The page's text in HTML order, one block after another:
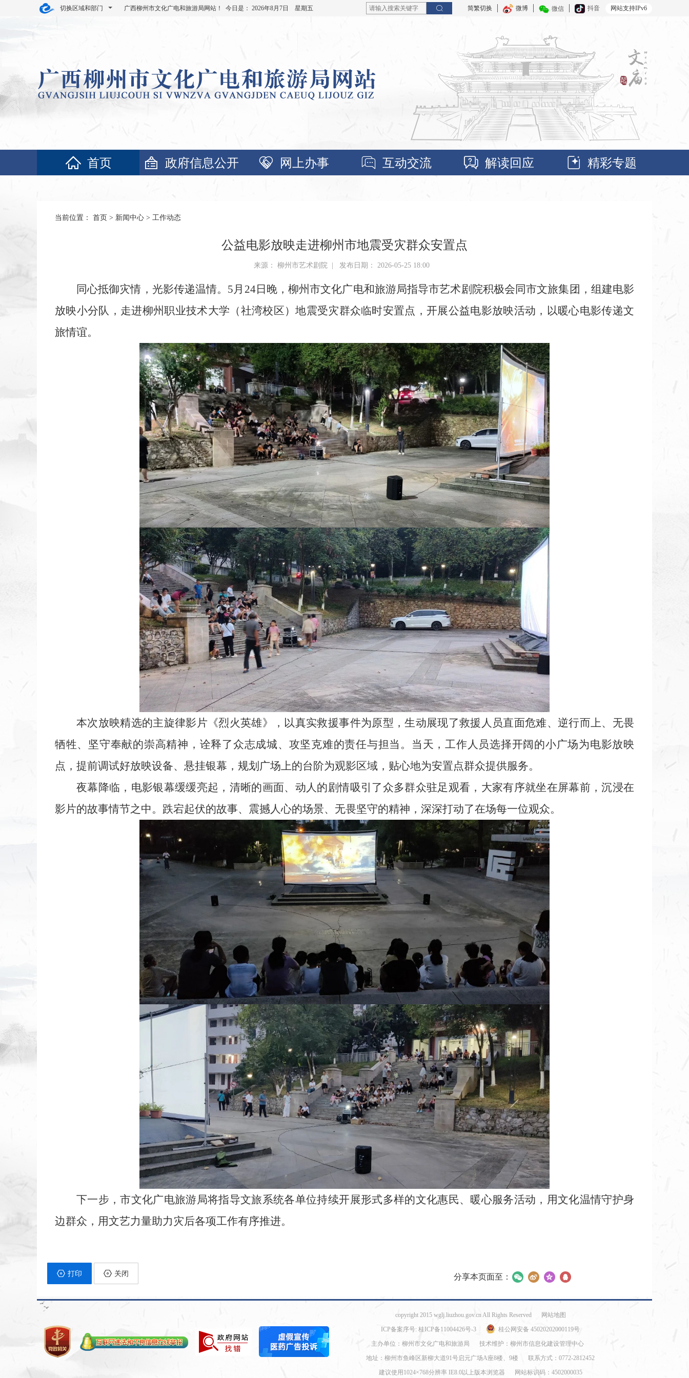
切换区域和部门 网站支持IPv6
简繁切换 微博 微信 抖音
广西柳州市文化广电和旅游局网站！ 今日是： 2026年8月7日 星期五
首页 政府信息公开 网上办事 互动交流 解读回应 精彩专题
当前位置： 首页 > 新闻中心 > 工作动态
公益电影放映走进柳州市地震受灾群众安置点
来源： 柳州市艺术剧院 | 发布日期： 2026-05-25 18:00
同心抵御灾情，光影传递温情。5月24日晚，柳州市文化广电和旅游局指导市艺术剧院积极会同市文旅集团，组建电影
放映小分队，走进柳州职业技术大学（社湾校区）地震受灾群众临时安置点，开展公益电影放映活动，以暖心电影传递文
旅情谊。
本次放映精选的主旋律影片《烈火英雄》，以真实救援事件为原型，生动展现了救援人员直面危难、逆行而上、无畏
牺牲、坚守奉献的崇高精神，诠释了众志成城、攻坚克难的责任与担当。当天，工作人员选择开阔的小广场为电影放映
点，提前调试好放映设备、悬挂银幕，规划广场上的台阶为观影区域，贴心地为安置点群众提供服务。
夜幕降临，电影银幕缓缓亮起，清晰的画面、动人的剧情吸引了众多群众驻足观看，大家有序就坐在屏幕前，沉浸在
影片的故事情节之中。跌宕起伏的故事、震撼人心的场景、无畏坚守的精神，深深打动了在场每一位观众。
下一步，市文化广电旅游局将指导文旅系统各单位持续开展形式多样的文化惠民、暖心服务活动，用文化温情守护身
边群众，用文艺力量助力灾后各项工作有序推进。
打印 关闭 分享本页面至：
copyright 2015 wglj.liuzhou.gov.cn All Rights Reserved
网站地图
ICP备案序号: 桂ICP备11004426号-3
桂公网安备 45020202000119号
主办单位：柳州市文化广电和旅游局
技术维护：柳州市信息化建设管理中心
地址：柳州市鱼峰区新柳大道91号启元广场A座8楼、9楼
联系方式：0772-2812452
建议使用1024×768分辨率 IE8.0以上版本浏览器
网站标识码：4502000035